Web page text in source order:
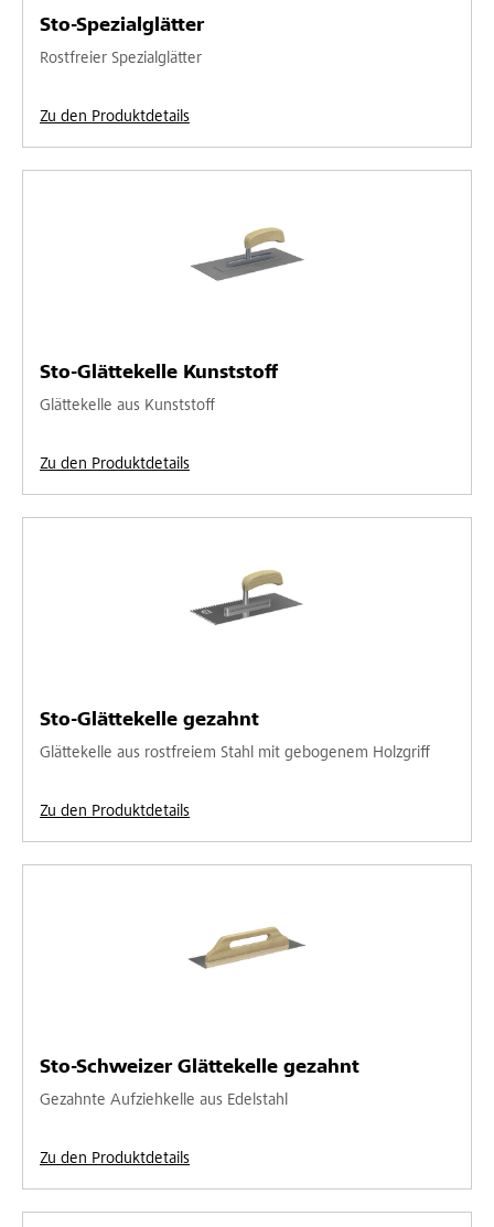
Sto-Spezialglätter
Rostfreier Spezialglätter
Zu den Produktdetails
Sto-Glättekelle Kunststoff
Glättekelle aus Kunststoff
Zu den Produktdetails
Sto-Glättekelle gezahnt
Glättekelle aus rostfreiem Stahl mit gebogenem Holzgriff
Zu den Produktdetails
Sto-Schweizer Glättekelle gezahnt
Gezahnte Aufziehkelle aus Edelstahl
Zu den Produktdetails